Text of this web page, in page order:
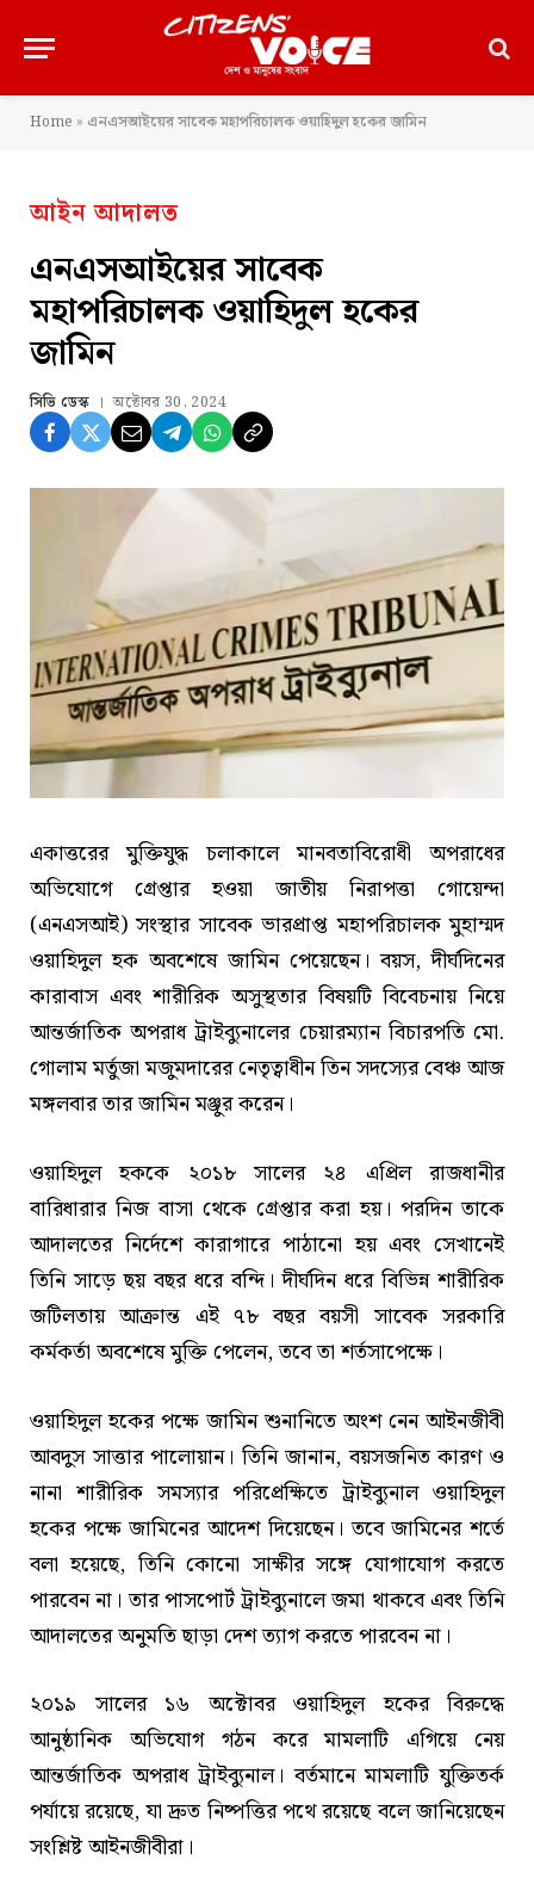
Home » এনএসআইয়ের সাবেক মহাপরিচালক ওয়াহিদুল হকের জামিন
আইন আদালত
এনএসআইয়ের সাবেক
মহাপরিচালক ওয়াহিদুল হকের
জামিন
সিভি ডেস্ক অক্টোবর 30, 2024
একাত্তরের মুক্তিযুদ্ধ চলাকালে মানবতাবিরোধী অপরাধের
অভিযোগে গ্রেপ্তার হওয়া জাতীয় নিরাপত্তা গোয়েন্দা
(এনএসআই) সংস্থার সাবেক ভারপ্রাপ্ত মহাপরিচালক মুহাম্মদ
ওয়াহিদুল হক অবশেষে জামিন পেয়েছেন। বয়স, দীর্ঘদিনের
কারাবাস এবং শারীরিক অসুস্থতার বিষয়টি বিবেচনায় নিয়ে
আন্তর্জাতিক অপরাধ ট্রাইব্যুনালের চেয়ারম্যান বিচারপতি মো.
গোলাম মর্তুজা মজুমদারের নেতৃত্বাধীন তিন সদস্যের বেঞ্চ আজ
মঙ্গলবার তার জামিন মঞ্জুর করেন।
ওয়াহিদুল হককে ২০১৮ সালের ২৪ এপ্রিল রাজধানীর
বারিধারার নিজ বাসা থেকে গ্রেপ্তার করা হয়। পরদিন তাকে
আদালতের নির্দেশে কারাগারে পাঠানো হয় এবং সেখানেই
তিনি সাড়ে ছয় বছর ধরে বন্দি। দীর্ঘদিন ধরে বিভিন্ন শারীরিক
জটিলতায় আক্রান্ত এই ৭৮ বছর বয়সী সাবেক সরকারি
কর্মকর্তা অবশেষে মুক্তি পেলেন, তবে তা শর্তসাপেক্ষে।
ওয়াহিদুল হকের পক্ষে জামিন শুনানিতে অংশ নেন আইনজীবী
আবদুস সাত্তার পালোয়ান। তিনি জানান, বয়সজনিত কারণ ও
নানা শারীরিক সমস্যার পরিপ্রেক্ষিতে ট্রাইব্যুনাল ওয়াহিদুল
হকের পক্ষে জামিনের আদেশ দিয়েছেন। তবে জামিনের শর্তে
বলা হয়েছে, তিনি কোনো সাক্ষীর সঙ্গে যোগাযোগ করতে
পারবেন না। তার পাসপোর্ট ট্রাইব্যুনালে জমা থাকবে এবং তিনি
আদালতের অনুমতি ছাড়া দেশ ত্যাগ করতে পারবেন না।
২০১৯ সালের ১৬ অক্টোবর ওয়াহিদুল হকের বিরুদ্ধে
আনুষ্ঠানিক অভিযোগ গঠন করে মামলাটি এগিয়ে নেয়
আন্তর্জাতিক অপরাধ ট্রাইব্যুনাল। বর্তমানে মামলাটি যুক্তিতর্ক
পর্যায়ে রয়েছে, যা দ্রুত নিষ্পত্তির পথে রয়েছে বলে জানিয়েছেন
সংশ্লিষ্ট আইনজীবীরা।